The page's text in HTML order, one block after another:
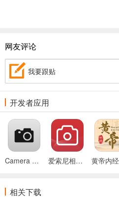
网友评论
我要跟贴
开发者应用
Camera Control手机版 爱索尼相机连接控制app
相关下载